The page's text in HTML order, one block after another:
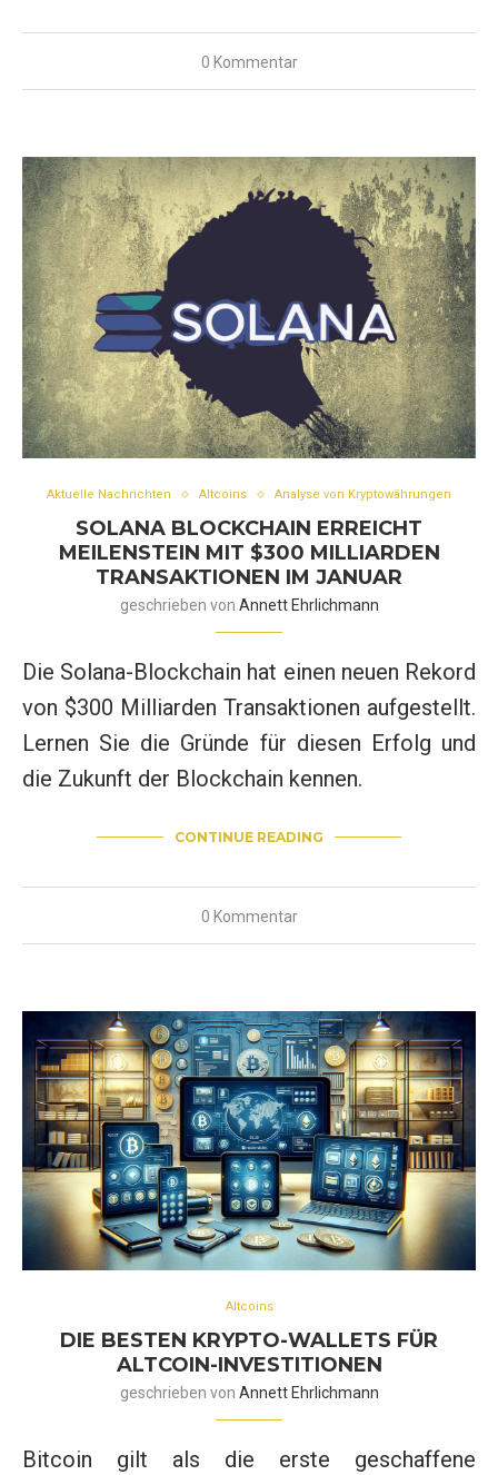
0 Kommentar
Aktuelle Nachrichten Altcoins Analyse von Kryptowährungen
SOLANA BLOCKCHAIN ERREICHT
MEILENSTEIN MIT $300 MILLIARDEN
TRANSAKTIONEN IM JANUAR
geschrieben von Annett Ehrlichmann
Die Solana-Blockchain hat einen neuen Rekord
von $300 Milliarden Transaktionen aufgestellt.
Lernen Sie die Gründe für diesen Erfolg und
die Zukunft der Blockchain kennen.
CONTINUE READING
0 Kommentar
Altcoins
DIE BESTEN KRYPTO-WALLETS FÜR
ALTCOIN-INVESTITIONEN
geschrieben von Annett Ehrlichmann
Bitcoin gilt als die erste geschaffene